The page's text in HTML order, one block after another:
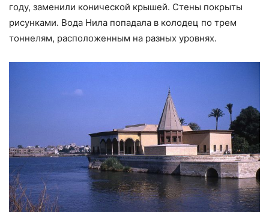
году, заменили конической крышей. Стены покрыты
рисунками. Вода Нила попадала в колодец по трем
тоннелям, расположенным на разных уровнях.